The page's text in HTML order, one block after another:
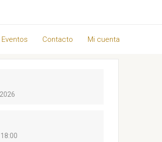
Eventos Contacto Mi cuenta